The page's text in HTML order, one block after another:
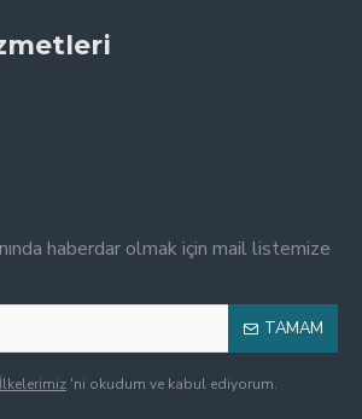
haberdar olmak için mail listemize
TAMAM
'ni okudum ve kabul ediyorum.